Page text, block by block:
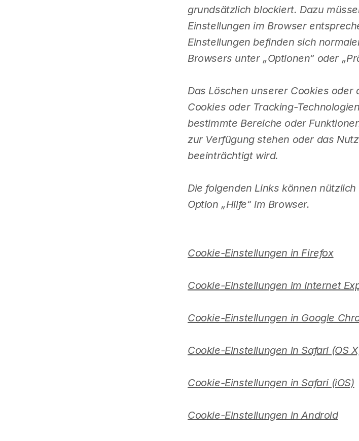
grundsätzlich blockiert. Dazu
Einstellungen im Browser
Einstellungen befinden sich
Browsers unter „Optionen“ oder
Das Löschen unserer Cookies
Cookies oder Tracking-
bestimmte Bereiche oder
zur Verfügung stehen oder das
beeinträchtigt wird.
Die folgenden Links können
Option „Hilfe“ im Browser.
Cookie-Einstellungen in Firefox
Cookie-Einstellungen im Internet
Cookie-Einstellungen in Google
Cookie-Einstellungen in Safari (OS
Cookie-Einstellungen in Safari (iOS)
Cookie-Einstellungen in Android